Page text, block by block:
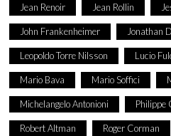
Jean Renoir Jean Rollin
John Frankenheimer Jonathan
Leopoldo Torre Nilsson Lucio
Mario Bava Mario Soffici
Michelangelo Antonioni Philippe
Robert Altman Roger Corman